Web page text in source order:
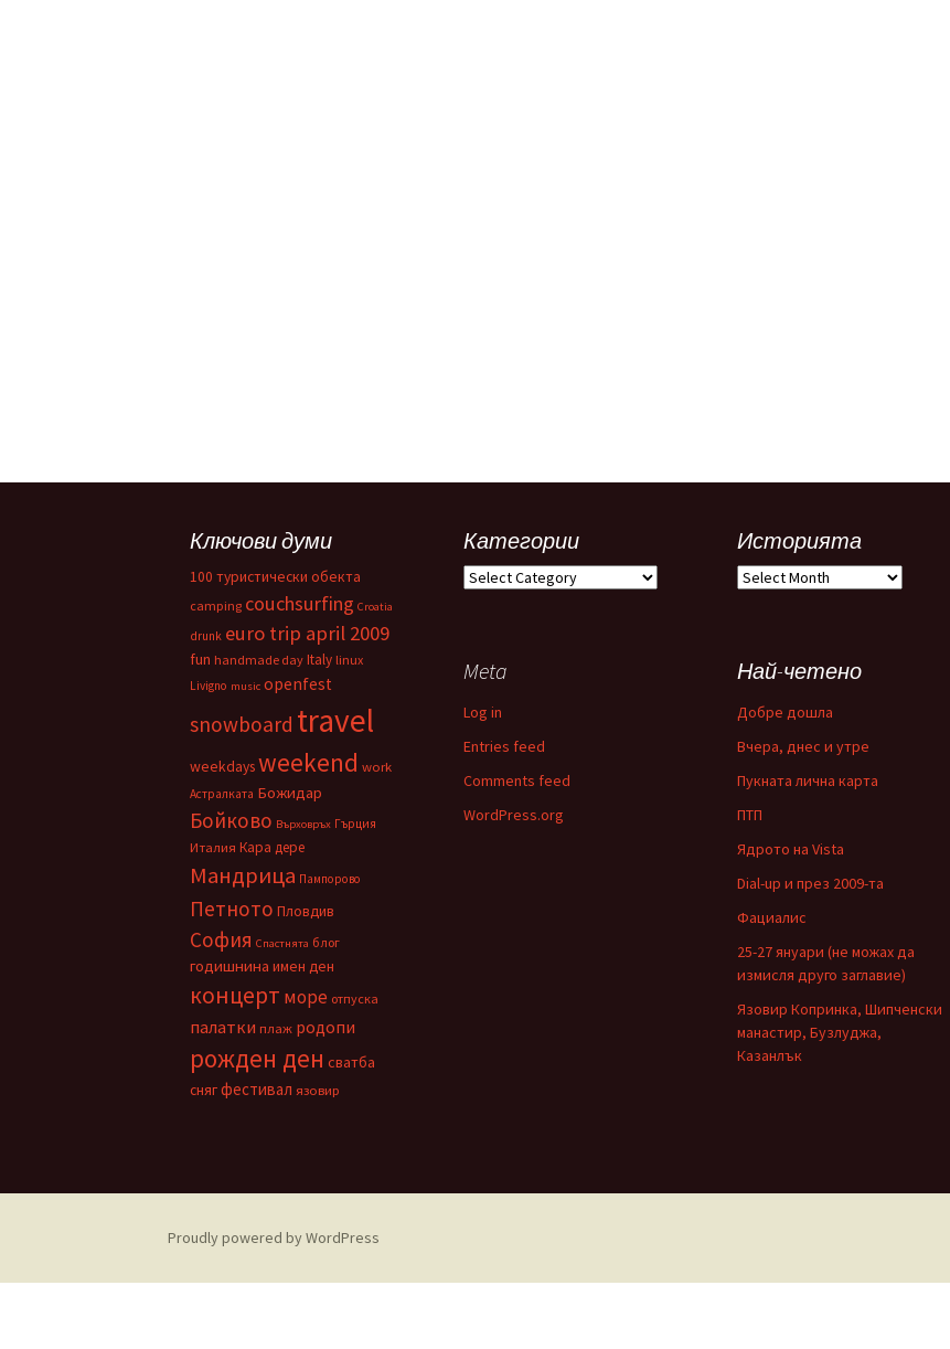
Ключови думи
100 туристически обекта
camping couchsurfing Croatia
drunk euro trip april 2009
fun handmade day Italy linux
Livigno music openfest
snowboard travel
weekdaysweekend work
Астралката Божидар
Бойково Върховръх Гърция
Италия Кара дере
Мандрица Пампорово
Петното Пловдив
София Спастнята блог
годишнина имен ден
концерт море отпуска
палатки плаж родопи
рожден ден сватба
снягфестивал язовир
Категории
Категории
Историята
Историята
Meta
Log in
Entries feed
Comments feed
WordPress.org
Най-четено
Добре дошла
Вчера, днес и утре
Пукната лична карта
ПТП
Ядрото на Vista
Dial-up и през 2009-та
Фациалис
25-27 януари (не можах да
измисля друго заглавие)
Язовир Копринка, Шипченски
манастир, Бузлуджа,
Казанлък
Proudly powered by WordPress